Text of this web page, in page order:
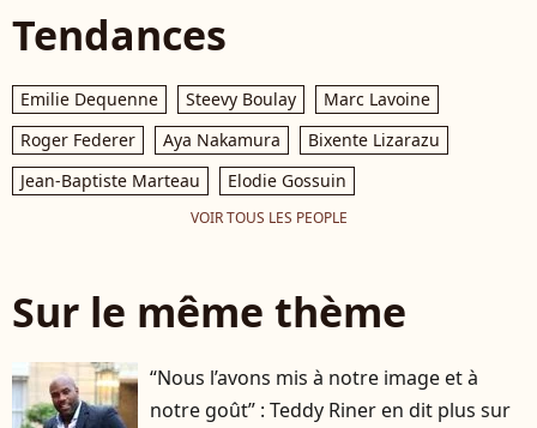
Tendances
Emilie Dequenne Steevy Boulay
Marc Lavoine
Roger Federer
Aya Nakamura
Bixente Lizarazu
Jean-Baptiste Marteau
Elodie Gossuin
VOIR TOUS LES PEOPLE
Sur le même thème
“Nous l’avons mis à notre image et à
notre goût” : Teddy Riner en dit plus sur